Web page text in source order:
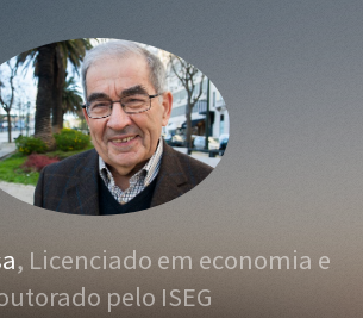
, Licenciado em economia e
pelo ISEG